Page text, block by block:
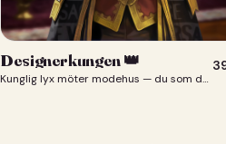
Designerkungen 👑
Kunglig lyx möter modehus — du som designerkung 👑